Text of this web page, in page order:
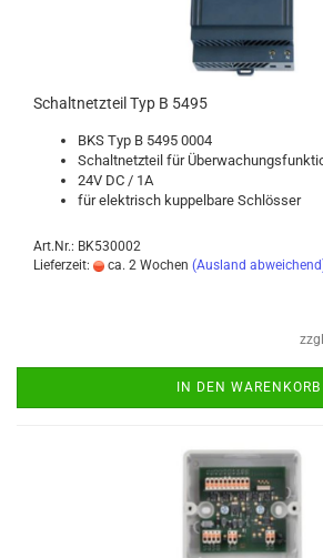
Schalt­netz­teil Typ B 5495
BKS Typ B 5495 0004
Schalt­netz­teil für
24V DC / 1A
für elek­trisch kup­pel­ba­re Schlös­ser
Art.Nr.: BK530002
Lieferzeit:
ca. 2 Wochen (Ausland
IN DEN WARENKORB